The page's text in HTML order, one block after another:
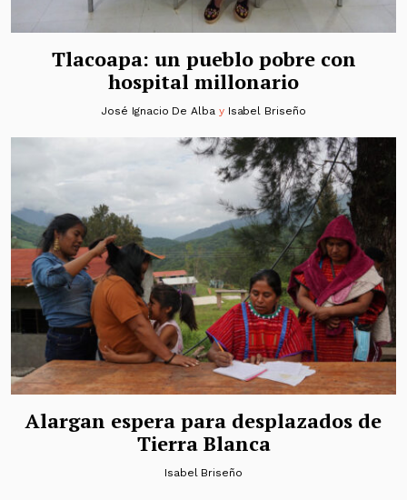
Tlacoapa: un pueblo pobre con
hospital millonario
José Ignacio De Albay Isabel Briseño
Alargan espera para desplazados de
Tierra Blanca
Isabel Briseño